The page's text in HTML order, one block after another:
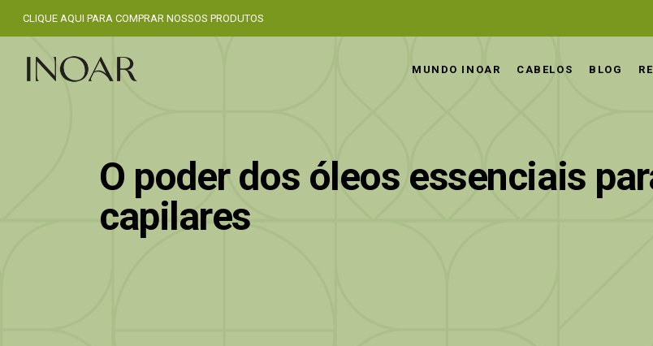
CLIQUE AQUI PARA COMPRAR NOSSOS PRODUTOS
MUNDO INOAR CABELOS BLOG
O poder dos óleos essenciais
capilares